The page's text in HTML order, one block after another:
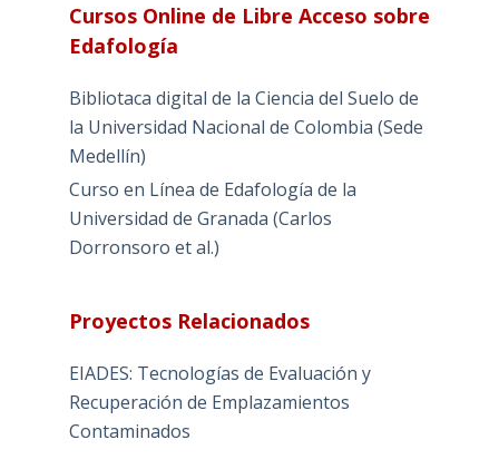
Cursos Online de Libre Acceso sobre
Edafología
Bibliotaca digital de la Ciencia del Suelo de
la Universidad Nacional de Colombia (Sede
Medellín)
Curso en Línea de Edafología de la
Universidad de Granada (Carlos
Dorronsoro et al.)
Proyectos Relacionados
EIADES: Tecnologías de Evaluación y
Recuperación de Emplazamientos
Contaminados